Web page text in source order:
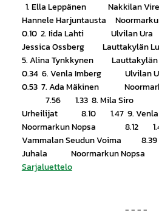
1. Ella Leppänen
Hannele Harjuntausta
0.10 2. Iida Lahti Ulvilan
Jessica Ossberg
5. Alina Tynkkynen
0.34 6. Venla Imberg
0.53 7. Ada Mäkinen
7.56 1.33 8. Mila Siro
Urheilijat 8.10 1.47 9.
Noormarkun Nopsa 8.12
Vammalan Seudun Voima 8.39
Juhala Noormarkun
Sarjaluettelo
- - - -